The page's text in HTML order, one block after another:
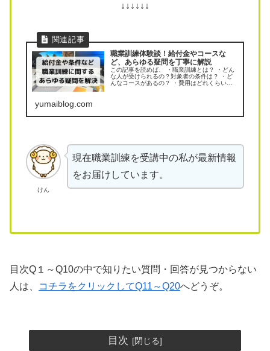
↓↓↓↓↓↓
職業訓練体験談！給付金やコースな
ど、あらゆる疑問を丁寧に解説
この記事を読めば、 ・職業訓練とは？ ・どん
な人が受けられるの？対象者の条件は？ ・ど
んなコースがあるの？ ・費用はどれくらいか
yumaiblog.com
けん
現在職業訓練を受講中の私が最新情報
をお届けしています。
目次Q１～Q10の中で知りたい質問・回答が見つからない
人は、
コチラをクリックしてQ11～Q20へどうぞ。
目次